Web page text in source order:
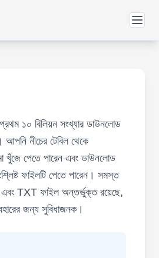
১০ বিলিয়ন সংখ্যার ডাউনলোড
আপনি নীচের টেবিল থেকে
খুঁজে পেতে পারেন এবং ডাউনলোড
ফাইলটি পেতে পারেন। সমস্ত
TXT ফাইল অন্তর্ভুক্ত রয়েছে,
জন্য সুবিধাজনক।